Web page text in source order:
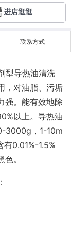
进店逛逛
联系方式
型导热油清洗
，对油脂、污垢
强。能有效地除
以上。导热油
3000g，1-10m
0.01%-1.5%
。